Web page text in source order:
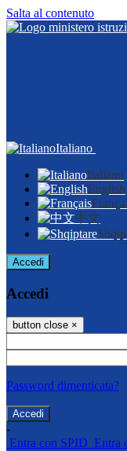
Salta al contenuto
Italiano
Italiano
English
中文
Accedi
Accedi
button close ×
Password dimenticata?
-
Entra con SPID Entra